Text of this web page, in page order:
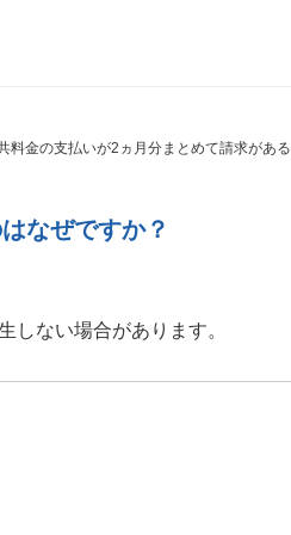
料金の支払いが2ヵ月分まとめて請求がある
なぜですか？
しない場合があります。